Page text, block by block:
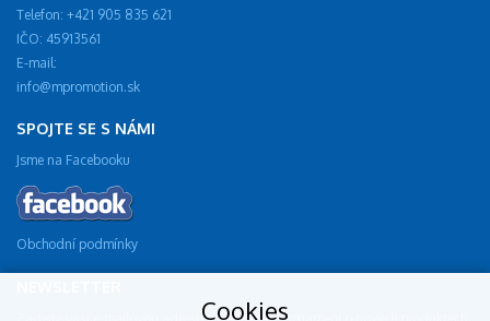
Telefon: +421 905 835 621
IČO: 45913561
E-mail:
info@mpromotion.sk
SPOJTE SE S NÁMI
Jsme na Facebooku
Obchodní podmínky
Cookies